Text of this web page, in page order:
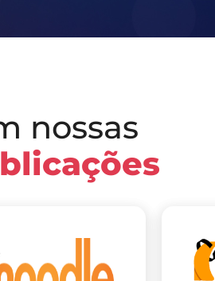
nossas